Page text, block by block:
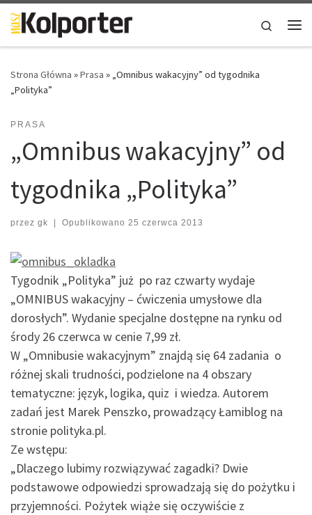
Skip to content
Search
Strona Główna »Prasa » „Omnibus wakacyjny” od tygodnika
„Polityka”
PRASA
„Omnibus wakacyjny” od
tygodnika „Polityka”
przez gk | Opublikowano 25 czerwca 2013
Tygodnik „Polityka” już po raz czwarty wydaje
„OMNIBUS wakacyjny – ćwiczenia umysłowe dla
dorosłych”. Wydanie specjalne dostępne na rynku od
środy 26 czerwca w cenie 7,99 zł.
W „Omnibusie wakacyjnym” znajdą się 64 zadania o
różnej skali trudności, podzielone na 4 obszary
tematyczne: język, logika, quiz i wiedza. Autorem
zadań jest Marek Penszko, prowadzący Łamiblog na
stronie polityka.pl.
Ze wstępu:
„Dlaczego lubimy rozwiązywać zagadki? Dwie
podstawowe odpowiedzi sprowadzają się do pożytku i
przyjemności. Pożytek wiąże się oczywiście z